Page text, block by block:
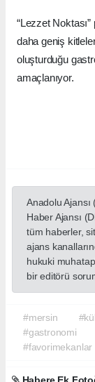
“Lezzet
daha geniş
oluşturduğu
amaçlanıyor.
Anadolu
Haber Ajansı
tüm haberler,
ajans
hukuki
bir editörü
#mersin
#gastronomi
#favorimekanlar
Habere Ek